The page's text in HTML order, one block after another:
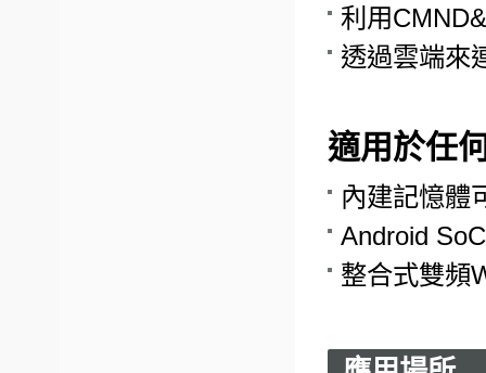
利用
透過雲端來
適用於任
內建記憶體
Android
整合式雙頻